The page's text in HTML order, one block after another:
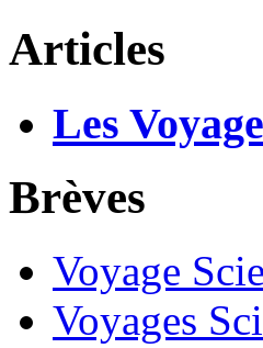
Articles
Les
Brèves
Voyage
Voyages